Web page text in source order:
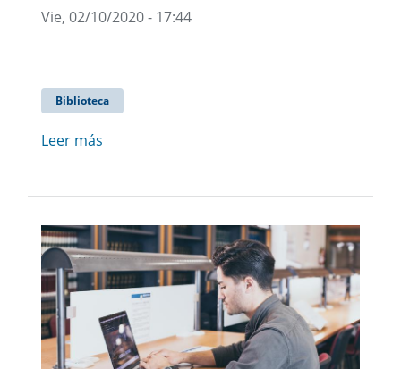
Vie, 02/10/2020 - 17:44
Biblioteca
Leer más